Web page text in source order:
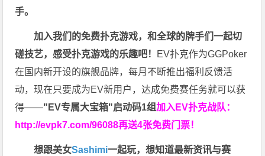
手。
加入我们的免费扑克游戏，和全球的牌手们一起切
磋技艺，感受扑克游戏的乐趣吧！ EV扑克作为GGPoker
在国内新开设的旗舰品牌，每月不断推出福利反馈活
动，现在只要成为EV新用户，达成免费赛任务就可以获
得——"EV专属大宝箱"启动码1组加入EV扑克战队：
http://evpk7.com/96088再送4张免费门票！
想跟美女Sashimi一起玩，想知道最新资讯与赛